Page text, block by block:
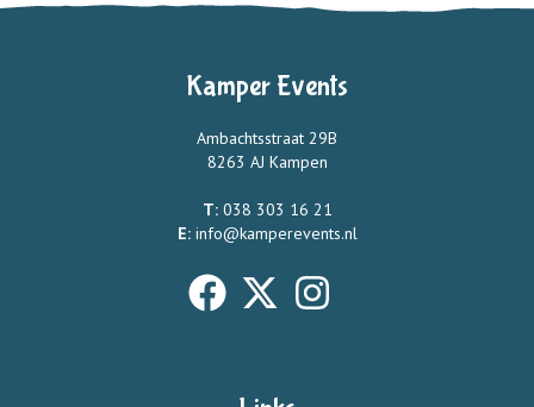
Kamper Events
Ambachtsstraat 29B
8263 AJ Kampen
T: 038 303 16 21
E: info@kamperevents.nl